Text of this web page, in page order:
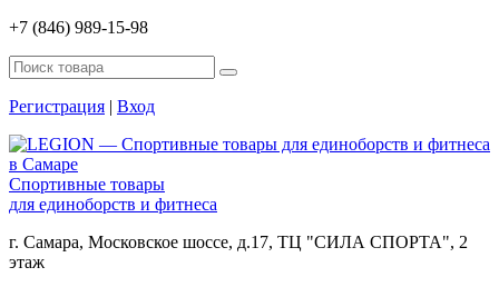
+7 (846) 989-15-98
Регистрация | Вход
Спортивные товары
для единоборств и фитнеса
г. Самара, Московское шоссе, д.17, ТЦ "СИЛА СПОРТА", 2
этаж